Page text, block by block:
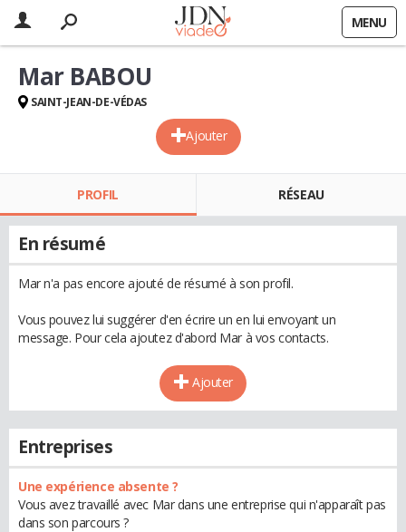
MENU
Ajouter
Mar BABOU
SAINT-JEAN-DE-VÉDAS
PROFIL RÉSEAU
En résumé
Mar n'a pas encore ajouté de résumé à son profil.
Vous pouvez lui suggérer d'en écrire un en lui envoyant un
message. Pour cela ajoutez d'abord Mar à vos contacts.
Ajouter
Entreprises
Une expérience absente ?
Vous avez travaillé avec Mar dans une entreprise qui n'apparaît pas
dans son parcours ?